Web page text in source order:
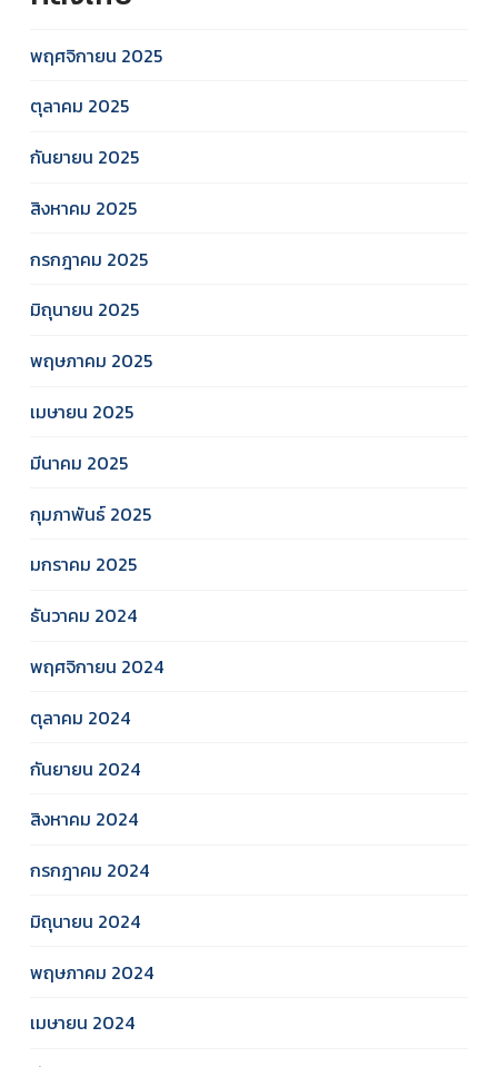
พฤศจิกายน 2025
ตุลาคม 2025
กันยายน 2025
สิงหาคม 2025
กรกฎาคม 2025
มิถุนายน 2025
พฤษภาคม 2025
เมษายน 2025
มีนาคม 2025
กุมภาพันธ์ 2025
มกราคม 2025
ธันวาคม 2024
พฤศจิกายน 2024
ตุลาคม 2024
กันยายน 2024
สิงหาคม 2024
กรกฎาคม 2024
มิถุนายน 2024
พฤษภาคม 2024
เมษายน 2024